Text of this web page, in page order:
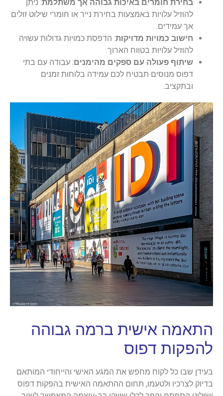
בחירת חומרים באיכות גבוהה אך משתלמת: ניתן
להוזיל עלויות באמצעות בחירת נייר או חומרי שילוט זולים
אך עמידים.
חישוב כמויות מדויקות: הדפסת כמויות גדולות עשויה
להוזיל עלויות בטווח הארוך.
שיתוף פעולה עם ספקים מהימנים: עבודה עם בתי
דפוס מנוסים תבטיח לכם עמידה בלוחות זמנים
ובתקציב.
התאמה אישית ברמה גבוהה
להפקות דפוס
בעידן שבו כל לקוח מחפש את המגע האישי והייחודי המותאם
בדיוק לצרכיו ולטעמו, תחום ההתאמה האישית בהפקות דפוס